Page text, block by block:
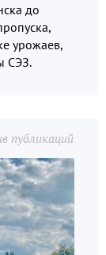
до
урожаев,
СЭЗ.
публикаций